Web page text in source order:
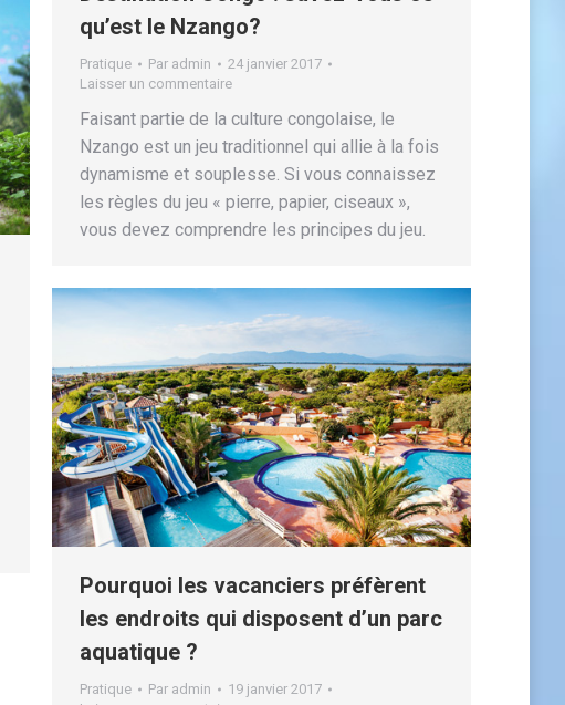
qu’est le Nzango?
Pratique Par admin
24 janvier 2017
Laisser un commentaire
Faisant partie de la culture congolaise, le
Nzango est un jeu traditionnel qui allie à la fois
dynamisme et souplesse. Si vous connaissez
les règles du jeu « pierre, papier, ciseaux »,
vous devez comprendre les principes du jeu.
Pourquoi les vacanciers préfèrent
les endroits qui disposent d’un parc
aquatique ?
Pratique Par admin
19 janvier 2017